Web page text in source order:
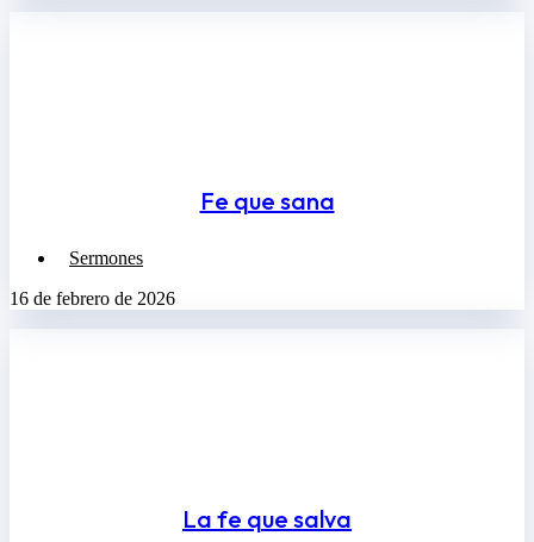
Fe que sana
Sermones
16 de febrero de 2026
La fe que salva